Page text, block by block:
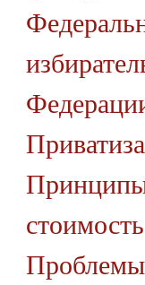
Принципы
стоимость
Проблемы